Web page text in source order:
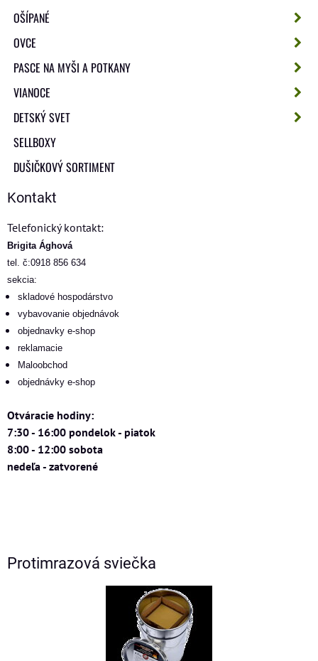
OŠÍPANÉ
OVCE
PASCE NA MYŠI A POTKANY
VIANOCE
DETSKÝ SVET
SELLBOXY
DUŠIČKOVÝ SORTIMENT
Kontakt
Telefonický kontakt:
Brigita Ághová
tel. č:0918 856 634
sekcia:
skladové hospodárstvo
vybavovanie objednávok
objednavky e-shop
reklamacie
Maloobchod
objednávky e-shop
Otváracie hodiny:
7:30 - 16:00 pondelok - piatok
8:00 - 12:00 sobota
nedeľa - zatvorené
Protimrazová sviečka